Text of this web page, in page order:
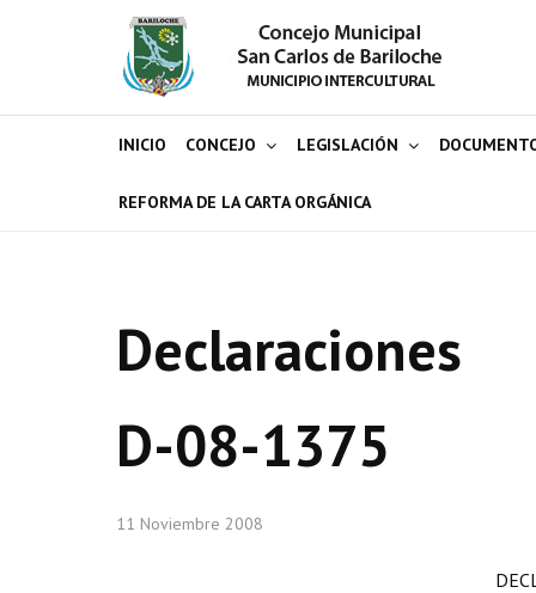
INICIO CONCEJO LEGISLACIÓN
REFORMA DE LA CARTA ORGÁNICA
Declaraciones
D-08-1375
11 Noviembre 2008